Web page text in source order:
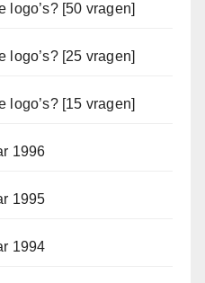
logo’s? [50 vragen]
logo’s? [25 vragen]
logo’s? [15 vragen]
1996
1995
1994